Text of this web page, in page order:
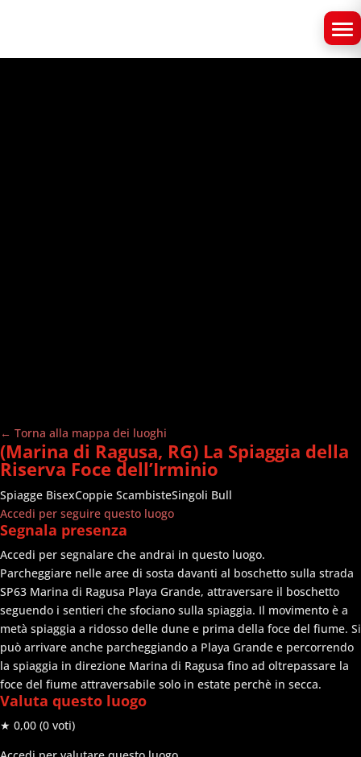
← Torna alla mappa dei luoghi
(Marina di Ragusa, RG) La Spiaggia della
Riserva Foce dell’Irminio
Spiagge BisexCoppie ScambisteSingoli Bull
Accedi per seguire questo luogo
Segnala presenza
Accedi per segnalare che andrai in questo luogo.
Parcheggiare nelle aree di sosta davanti al boschetto sulla strada
SP63 Marina di Ragusa Playa Grande, attraversare il boschetto
seguendo i sentieri che sfociano sulla spiaggia. Il movimento è a
metà spiaggia a ridosso delle dune e prima della foce del fiume. Si
può arrivare anche parcheggiando a Playa Grande e percorrendo
la spiaggia in direzione Marina di Ragusa fino ad oltrepassare la
foce del fiume attraversabile solo in estate perchè in secca.
Valuta questo luogo
★ 0,00 (0 voti)